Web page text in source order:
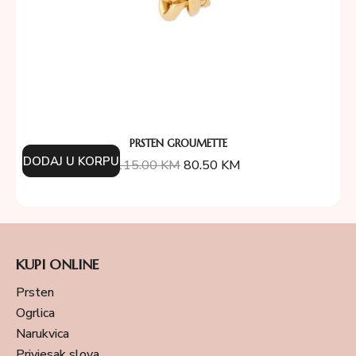
PRSTEN GROUMETTE
115.00KM80.50 KM
DODAJ U KORPU
KUPI ONLINE
Prsten
Ogrlica
Narukvica